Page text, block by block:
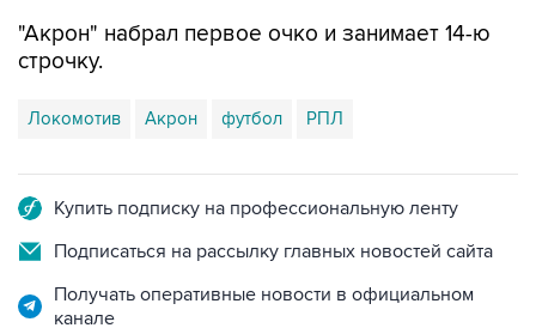
"Акрон" набрал первое очко и занимает 14-ю
строчку.
Локомотив Акрон футбол РПЛ
Купить подписку на профессиональную ленту
Подписаться на рассылку главных новостей сайта
Получать оперативные новости в официальном
канале